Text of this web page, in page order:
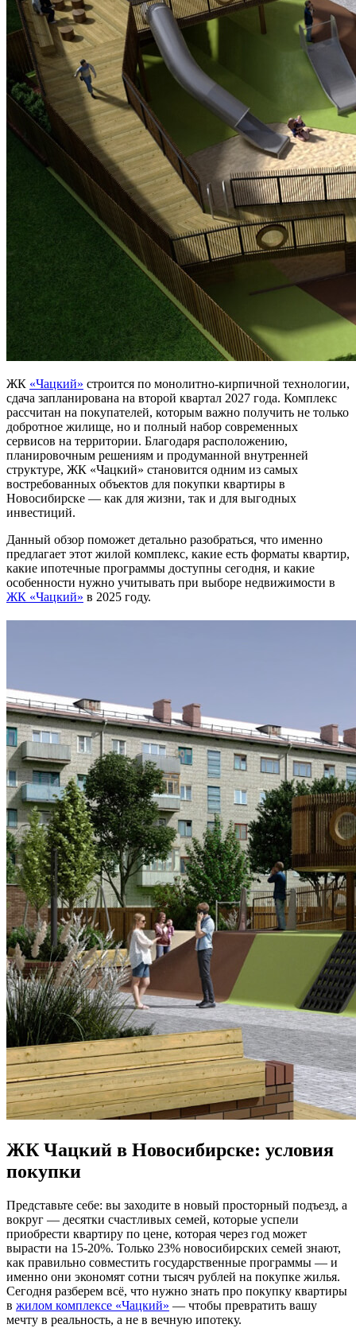
ЖК «Чацкий» строится по монолитно-кирпичной технологии,
сдача запланирована на второй квартал 2027 года. Комплекс
рассчитан на покупателей, которым важно получить не только
добротное жилище, но и полный набор современных
сервисов на территории. Благодаря расположению,
планировочным решениям и продуманной внутренней
структуре, ЖК «Чацкий» становится одним из самых
востребованных объектов для покупки квартиры в
Новосибирске — как для жизни, так и для выгодных
инвестиций.
Данный обзор поможет детально разобраться, что именно
предлагает этот жилой комплекс, какие есть форматы квартир,
какие ипотечные программы доступны сегодня, и какие
особенности нужно учитывать при выборе недвижимости в
ЖК «Чацкий» в 2025 году.
ЖК Чацкий в Новосибирске: условия
покупки
Представьте себе: вы заходите в новый просторный подъезд, а
вокруг — десятки счастливых семей, которые успели
приобрести квартиру по цене, которая через год может
вырасти на 15-20%. Только 23% новосибирских семей знают,
как правильно совместить государственные программы ― и
именно они экономят сотни тысяч рублей на покупке жилья.
Сегодня разберем всё, что нужно знать про покупку квартиры
в жилом комплексе «Чацкий» — чтобы превратить вашу
мечту в реальность, а не в вечную ипотеку.